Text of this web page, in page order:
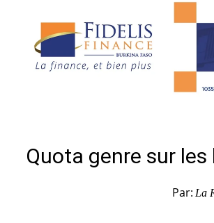
Quota genre sur
Par: La